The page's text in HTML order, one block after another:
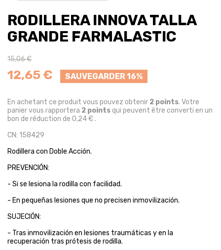
RODILLERA INNOVA TALLA
GRANDE FARMALASTIC
15,06 €
12,65 € SAUVEGARDER 16%
En achetant ce produit vous pouvez obtenir 2 points. Votre
panier vous rapportera 2 pointsqui peuvent être converti en un
bon de réduction de 0,24 €.
CN: 158429
Rodillera con Doble Acción.
PREVENCIÓN:
- Si se lesiona la rodilla con facilidad.
- En pequeñas lesiones que no precisen inmovilización.
SUJECIÓN:
- Tras inmovilización en lesiones traumáticas y en la
recuperación tras prótesis de rodilla.